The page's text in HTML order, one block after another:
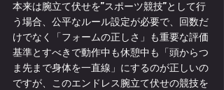
本来は腕立て伏せを”スポーツ競技”として行
う場合、公平なルール設定が必要で、回数だ
けでなく「フォームの正しさ」も重要な評価
基準とすべきで動作中も休憩中も「頭からつ
ま先まで身体を一直線」にするのが正しいの
ですが、このエンドレス腕立て伏せの競技を